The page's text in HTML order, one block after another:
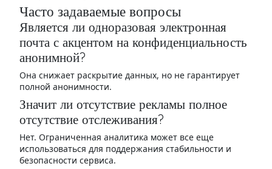
Часто задаваемые вопросы
Является ли одноразовая электронная
почта с акцентом на конфиденциальность
анонимной?
Она снижает раскрытие данных, но не гарантирует
полной анонимности.
Значит ли отсутствие рекламы полное
отсутствие отслеживания?
Нет. Ограниченная аналитика может все еще
использоваться для поддержания стабильности и
безопасности сервиса.